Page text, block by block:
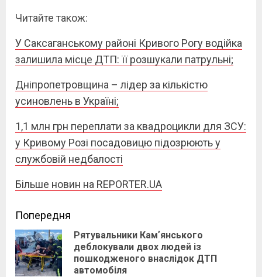
Читайте також:
У Саксаганському районі Кривого Рогу водійка
залишила місце ДТП: її розшукали патрульні;
Дніпропетровщина – лідер за кількістю
усиновлень в Україні;
1,1 млн грн переплати за квадроцикли для ЗСУ:
у Кривому Розі посадовицю підозрюють у
службовій недбалості
Більше новин на REPORTER.UA
Continue
Reading
Попередня
Рятувальники Камʼянського
деблокували двох людей із
пошкодженого внаслідок ДТП
автомобіля